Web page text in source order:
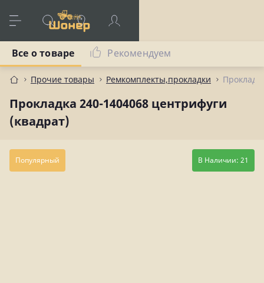
Прочие товары Ремкомплекты,прокладки
Прокладка 240-1404068 центрифуги
(квадрат)
Все о товаре Рекомендуем
Популярный В Наличии: 21